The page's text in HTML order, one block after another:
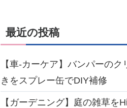
最近の投稿
【車-カーケア】バンパーのク
きをスプレー缶でDIY補修
【ガーデニング】庭の雑草を